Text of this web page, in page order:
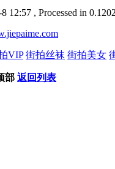
12:57 , Processed in
VIP 街拍丝袜 街拍美女
部 返回列表